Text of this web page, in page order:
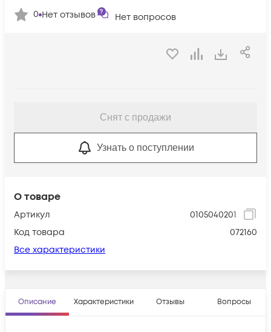
О товаре
Артикул
0105040201
Код товара
072160
Все характеристики
0 Нет отзывов Нет вопросов
Снят с продажи
Узнать о поступлении
Описание Характеристики Отзывы Вопросы